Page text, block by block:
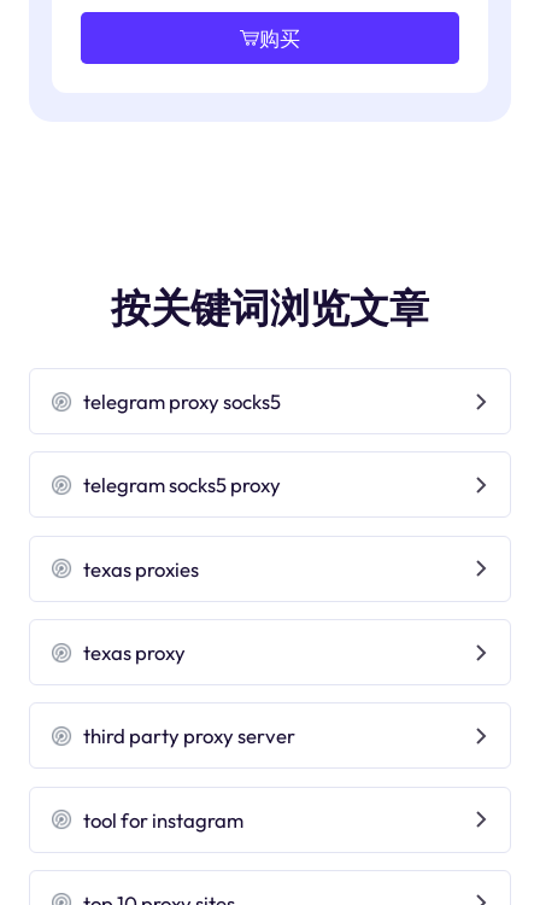
购买
按关键词浏览文章
telegram proxy socks5
telegram socks5 proxy
texas proxies
texas proxy
third party proxy server
tool for instagram